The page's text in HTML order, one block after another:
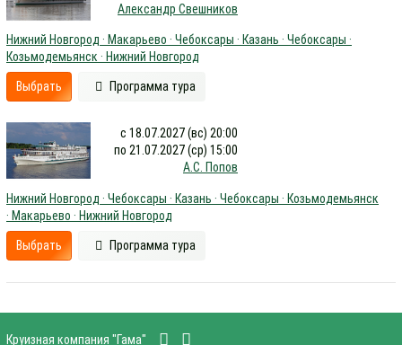
Александр Свешников
Нижний Новгород · Макарьево · Чебоксары · Казань · Чебоксары ·
Козьмодемьянск · Нижний Новгород
Выбрать Программа тура
с 18.07.2027 (вс) 20:00
по 21.07.2027 (ср) 15:00
А.С. Попов
Нижний Новгород · Чебоксары · Казань · Чебоксары · Козьмодемьянск
· Макарьево · Нижний Новгород
Выбрать Программа тура
Круизная компания "Гама"